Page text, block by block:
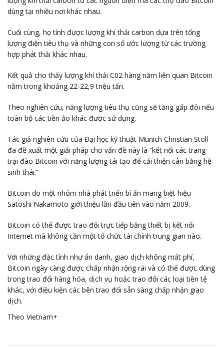
dùng tại nhiều nơi khác nhau.
Cuối cùng, họ tính được lượng khí thải carbon dựa trên tổng
lượng điện tiêu thụ và những con số ước lượng từ các trường
hợp phát thải khác nhau.
Kết quả cho thấy lượng khí thải C02 hàng năm liên quan Bitcoin
nằm trong khoảng 22-22,9 triệu tấn.
Theo nghiên cứu, năng lượng tiêu thụ cũng sẽ tăng gấp đôi nếu
toàn bộ các tiền ảo khác được sử dụng.
Tác giả nghiên cứu của Đại học kỹ thuật Munich Christian Stoll
đã đề xuất một giải pháp cho vấn đề này là “kết nối các trang
trại đào Bitcoin với năng lượng tái tạo để cải thiện cân bằng hệ
sinh thái.”
Bitcoin do một nhóm nhà phát triển bí ẩn mang biệt hiệu
Satoshi Nakamoto giới thiệu lần đầu tiên vào năm 2009.
Bitcoin có thể được trao đổi trực tiếp bằng thiết bị kết nối
Internet mà không cần một tổ chức tài chính trung gian nào.
Với những đặc tính như ẩn danh, giao dịch không mất phí,
Bitcoin ngày càng được chấp nhận rộng rãi và có thể được dùng
trong trao đổi hàng hóa, dịch vụ hoặc trao đổi các loại tiền tệ
khác, với điều kiện các bên trao đổi sẵn sàng chấp nhận giao
dịch.
Theo Vietnam+